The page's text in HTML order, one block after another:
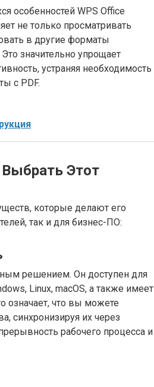
особенностей WPS Office
не только просматривать
в другие форматы
значительно упрощает
устраняя необходимость
с PDF.
Этот
которые делают его
так и для бизнес-ПО:
решением. Он доступен для
Linux, macOS, а также имеет
означает, что вы можете
синхронизируя их через
рабочего процесса и